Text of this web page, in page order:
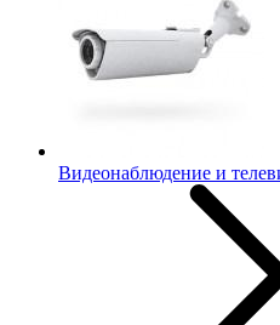
Видеонаблюдение и